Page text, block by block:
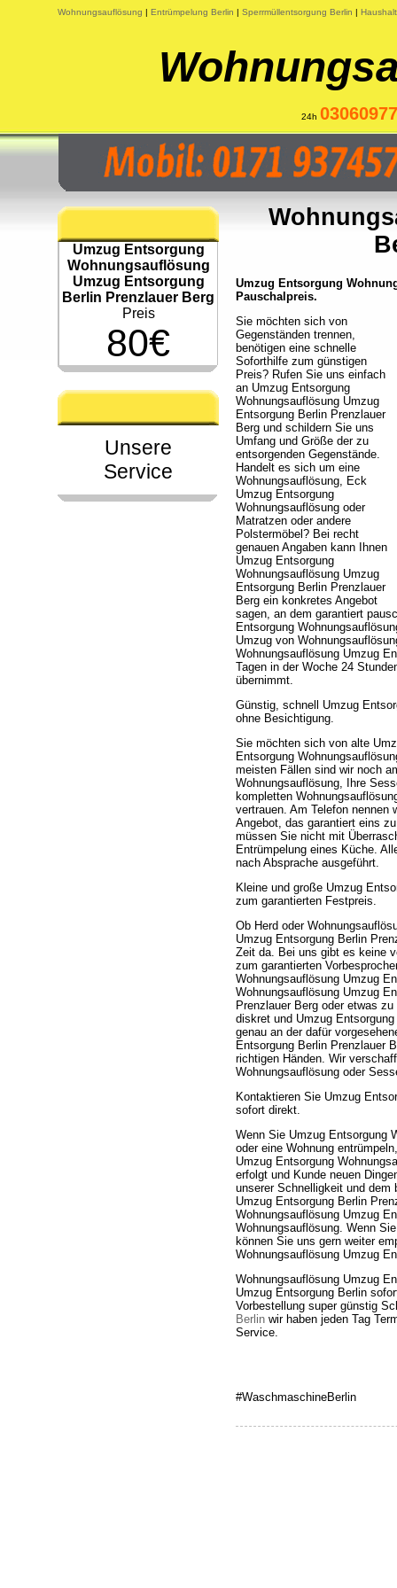
Wohnungsauflösung | Entrümpelung Berlin | Sperrmüllentsorgung Berlin |
24h
Umzug Entsorgung
Wohnungsauflösung
Umzug Entsorgung
Berlin Prenzlauer Berg
Preis
80€
Unsere
Service
Umzug Entsorgung
Pauschalpreis.
Sie möchten sich von
Gegenständen trennen,
benötigen eine schnelle
Soforthilfe zum günstigen
Preis? Rufen Sie uns einfach
an Umzug Entsorgung
Wohnungsauflösung Umzug
Entsorgung Berlin Prenzlauer
Berg und schildern Sie uns
Umfang und Größe der zu
entsorgenden Gegenstände.
Handelt es sich um eine
Wohnungsauflösung, Eck
Umzug Entsorgung
Wohnungsauflösung oder
Matratzen oder andere
Polstermöbel? Bei recht
genauen Angaben kann Ihnen
Umzug Entsorgung
Wohnungsauflösung Umzug
Entsorgung Berlin Prenzlauer
Berg ein konkretes Angebot
sagen, an dem garantiert
Entsorgung
Umzug von
Wohnungsauflösung Umzug
Tagen in der Woche 24
übernimmt.
Günstig, schnell Umzug
ohne Besichtigung.
Sie möchten sich von alte
Entsorgung
meisten Fällen sind wir noch
Wohnungsauflösung, Ihre
kompletten
vertrauen. Am Telefon nennen
Angebot, das garantiert eins
müssen Sie nicht mit
Entrümpelung eines Küche.
nach Absprache ausgeführt.
Kleine und große Umzug
zum garantierten Festpreis.
Ob Herd oder
Umzug Entsorgung Berlin
Zeit da. Bei uns gibt es keine
zum garantierten
Wohnungsauflösung Umzug
Wohnungsauflösung Umzug
Prenzlauer Berg oder etwas
diskret und Umzug
genau an der dafür
Entsorgung Berlin Prenzlauer
richtigen Händen. Wir
Wohnungsauflösung oder
Kontaktieren Sie Umzug
sofort direkt.
Wenn Sie Umzug Entsorgung
oder eine Wohnung
Umzug Entsorgung
erfolgt und Kunde neuen
unserer Schnelligkeit und dem
Umzug Entsorgung Berlin
Wohnungsauflösung Umzug
Wohnungsauflösung. Wenn
können Sie uns gern weiter
Wohnungsauflösung Umzug
Wohnungsauflösung Umzug
Umzug Entsorgung Berlin
Vorbestellung super günstig
Berlin wir haben jeden Tag
Service.
#WaschmaschineBerlin